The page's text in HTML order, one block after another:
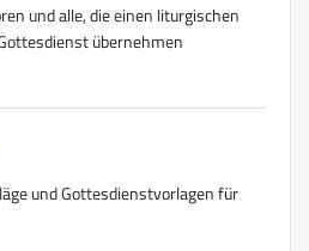
und alle, die einen liturgischen
übernehmen
und Gottesdienstvorlagen für